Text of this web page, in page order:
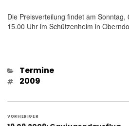
Die Preisverteilung findet am
15.00 Uhr im Schützenheim in
Kategorien
Termine
Schlagwörter
2009
VORHERIGER